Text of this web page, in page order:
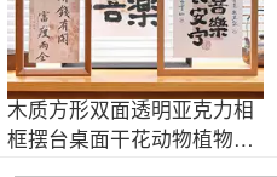
木质方形双面透明亚克力相
框摆台桌面干花动物植物标